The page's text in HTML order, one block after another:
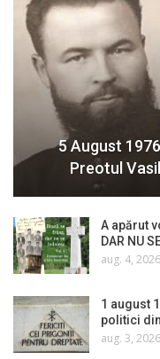
5 August
Preotul
A apărut
DAR NU
aug. 4, 2026
1 august
politici
aug. 3, 2026